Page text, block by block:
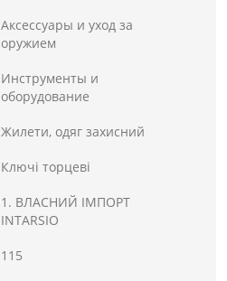
Аксессуары и уход за
оружием
Инструменты и
оборудование
Жилети, одяг захисний
Ключі торцеві
1. ВЛАСНИЙ ІМПОРТ
INTARSIO
115